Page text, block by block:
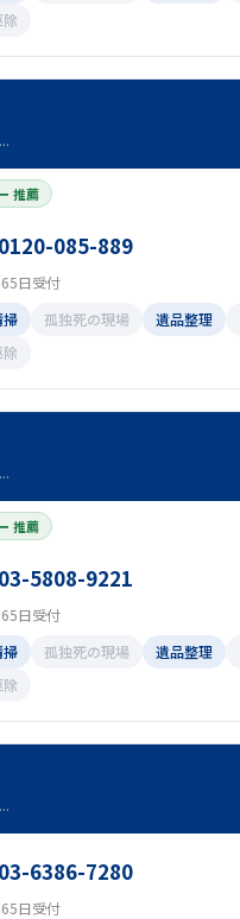
推薦
085-889
日受付
掃
孤独死の現場 遺品整理
推薦
5808-9221
日受付
掃
孤独死の現場 遺品整理
6386-7280
日受付